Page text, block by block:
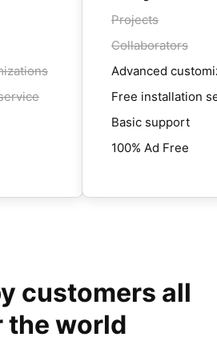
Projects
Collaborators
Advanced
Free installation
Basic support
100% Ad Free
customers all
the world